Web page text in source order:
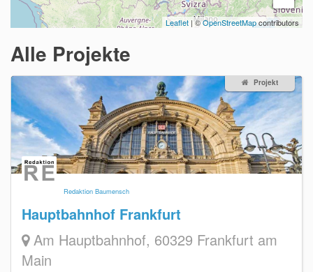
Leaflet | ©OpenStreetMapcontributors
Alle Projekte
Projekt
Redaktion Baumensch
Hauptbahnhof Frankfurt
Am Hauptbahnhof, 60329 Frankfurt am
Main